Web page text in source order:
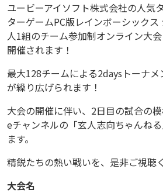
ユービーアイソフト株式会社の人気
ターゲームPC版レインボーシック
人1組のチーム参加制オンライン大
開催されます！
最大128チームによる2daysトーナ
が繰り広げられます！
大会の開催に伴い、2日目の試合の
eチャンネルの「玄人志向ちゃんね
ます。
精鋭たちの熱い戦いを、是非ご視聴
大会名